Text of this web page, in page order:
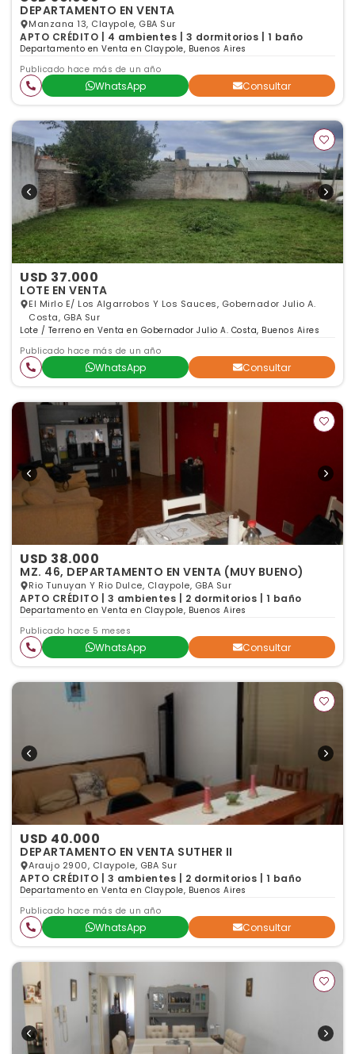
DEPARTAMENTO EN VENTA
Manzana 13, Claypole, GBA Sur
APTO CRÉDITO | 4 ambientes | 3 dormitorios | 1 baño
Departamento en Venta en Claypole, Buenos Aires
Publicado hace más de un año
WhatsApp Consultar
USD 37.000
LOTE EN VENTA
El Mirlo E/ Los Algarrobos Y Los Sauces, Gobernador Julio A.
Costa, GBA Sur
Lote / Terreno en Venta en Gobernador Julio A. Costa, Buenos Aires
Publicado hace más de un año
WhatsApp Consultar
USD 38.000
MZ. 46, DEPARTAMENTO EN VENTA (MUY BUENO)
Rio Tunuyan Y Rio Dulce, Claypole, GBA Sur
APTO CRÉDITO | 3 ambientes | 2 dormitorios | 1 baño
Departamento en Venta en Claypole, Buenos Aires
Publicado hace 5 meses
WhatsApp Consultar
USD 40.000
DEPARTAMENTO EN VENTA SUTHER II
Araujo 2900, Claypole, GBA Sur
APTO CRÉDITO | 3 ambientes | 2 dormitorios | 1 baño
Departamento en Venta en Claypole, Buenos Aires
Publicado hace más de un año
WhatsApp Consultar